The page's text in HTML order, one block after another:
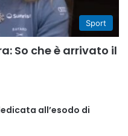
Sport
So che è arrivato il
all’esodo di